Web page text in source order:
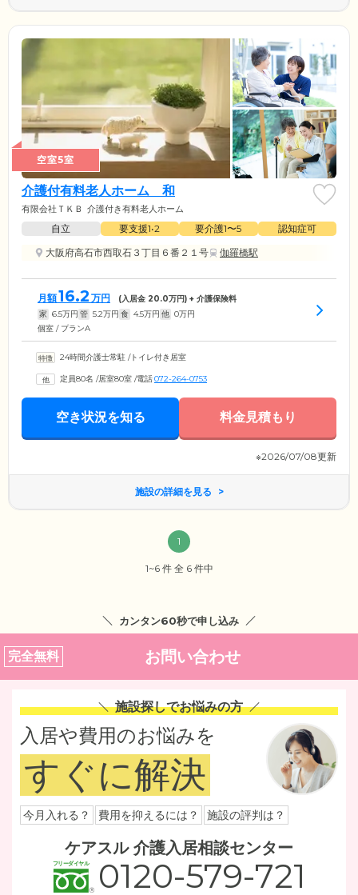
空室5室
介護付有料老人ホーム 和
有限会社ＴＫＢ 介護付き有料老人ホーム
自立 要支援1•2 要介護1〜5
認知症可
大阪府高石市西取石３丁目６番２１号
伽羅橋駅
月額16.2 万円 (入居金 20.0万円) + 介護保険料
家 6.5万円 管 5.2万円 食 4.5万円 他 0万円
個室 / プランA
24時間介護士常駐 /トイレ付き居室
定員80名 /居室80室 /電話072-264-0753
空き状況を知る 料金見積もり
※2026/07/08更新
施設の詳細を見る
1
1~6 件 全 6 件中
カンタン60秒で申し込み
完全無料 お問い合わせ
施設探しでお悩みの方
入居や費用のお悩みを
すぐに解決
今月入れる？ 費用を抑えるには？ 施設の評判は？
ケアスル 介護入居相談センター
0120-579-721